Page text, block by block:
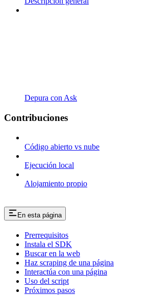
Depura con Ask
Contribuciones
Código abierto vs nube
Ejecución local
Alojamiento propio
En esta página
Prerrequisitos
Instala el SDK
Buscar en la web
Haz scraping de una página
Interactúa con una página
Uso del script
Próximos pasos